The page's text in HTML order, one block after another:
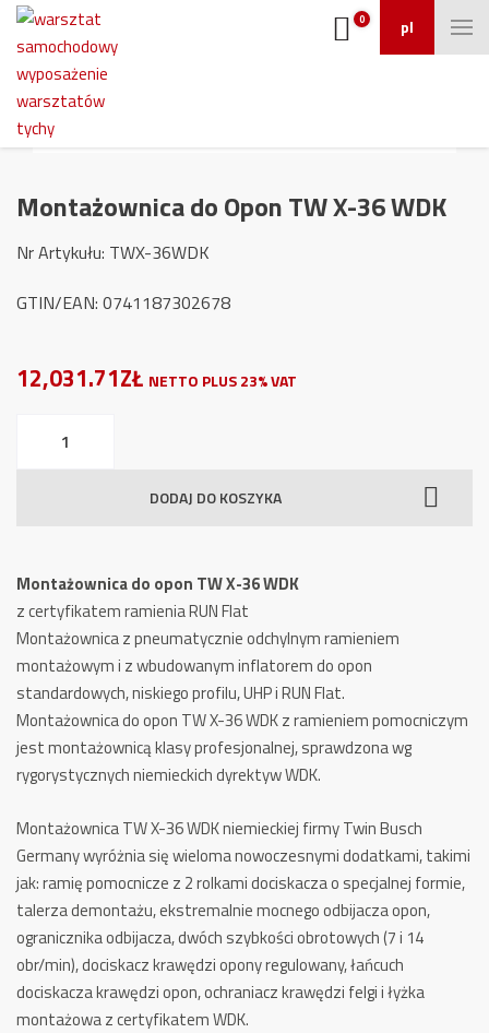
pl
0
Montażownica do Opon TW X-36 WDK
Nr Artykułu: TWX-36WDK
GTIN/EAN: 0741187302678
12,031.71ZŁ NETTO PLUS 23% VAT
Montażownica
36
WDK
DODAJ DO KOSZYKA
Montażownica do opon TW X-36 WDK
z certyfikatem ramienia RUN Flat
Montażownica z pneumatycznie odchylnym ramieniem
montażowym i z wbudowanym inflatorem do opon
standardowych, niskiego profilu, UHP i RUN Flat.
Montażownica do opon TW X-36 WDK z ramieniem pomocniczym
jest montażownicą klasy profesjonalnej, sprawdzona wg
rygorystycznych niemieckich dyrektyw WDK.
Montażownica TW X-36 WDK niemieckiej firmy Twin Busch
Germany wyróżnia się wieloma nowoczesnymi dodatkami, takimi
jak: ramię pomocnicze z 2 rolkami dociskacza o specjalnej formie,
talerza demontażu, ekstremalnie mocnego odbijacza opon,
ogranicznika odbijacza, dwóch szybkości obrotowych (7 i 14
obr/min), dociskacz krawędzi opony regulowany, łańcuch
dociskacza krawędzi opon, ochraniacz krawędzi felgi i łyżka
montażowa z certyfikatem WDK.